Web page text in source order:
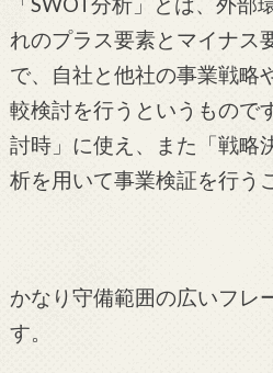
れのプラス要素とマイナス
で、自社と他社の事業戦略
較検討を行うというもので
討時」に使え、また「戦略
析を用いて事業検証を行う
かなり守備範囲の広いフレ
す。